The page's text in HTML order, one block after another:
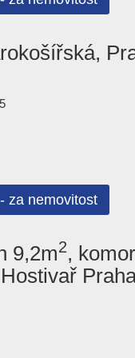
za nemovitost
9,2m2,